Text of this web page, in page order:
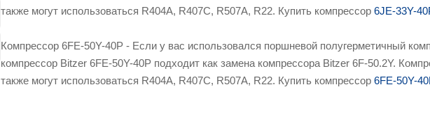
также могут использоваться R404A, R407C, R507A, R22. Купить компрессор 6JE-33Y-
Компрессор 6FE-50Y-40P - Если у вас использовался поршневой полугерметичный
компрессор Bitzer 6FE-50Y-40P подходит как замена компрессора Bitzer 6F-50.2Y.
также могут использоваться R404A, R407C, R507A, R22. Купить компрессор 6FE-50Y-